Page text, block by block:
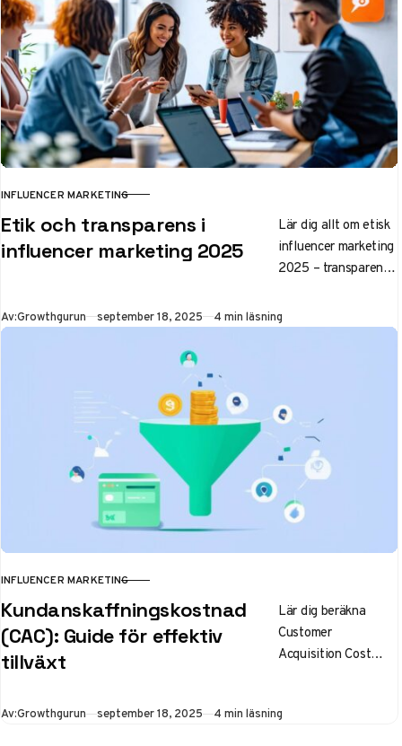
KATEGORI
INFLUENCER MARKETING
Etik och transparens i
influencer marketing 2025
Lär dig allt om etisk
influencer marketing
2025 – transparens,
praxis för trovärdiga
samarbeten. Väx din
Av:Growthgurun Publicerad
september 18, 2025 4 min läsning
KATEGORI
INFLUENCER MARKETING
Kundanskaffningskostnad
(CAC): Guide för effektiv
tillväxt
Lär dig beräkna
Customer
Acquisition Cost
och strategier för att
Av:Growthgurun Publicerad
september 18, 2025 4 min läsning